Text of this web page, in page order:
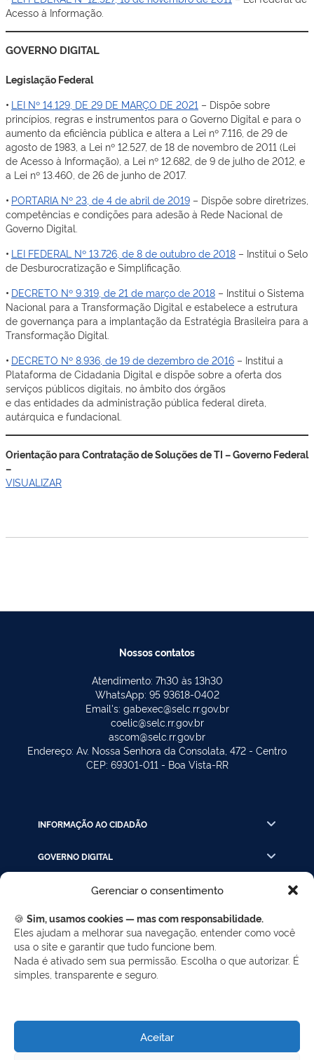
Gerenciar o consentimento
🍪 Sim, usamos cookies — mas com responsabilidade.
Eles ajudam a melhorar sua navegação, entender como você
usa o site e garantir que tudo funcione bem.
Nada é ativado sem sua permissão. Escolha o que autorizar. É
simples, transparente e seguro.
Aceitar
Acesso à Informação.
GOVERNO DIGITAL
Legislação Federal
• LEI Nº 14.129, DE 29 DE MARÇO DE 2021 – Dispõe sobre
princípios, regras e instrumentos para o Governo Digital e para o
aumento da eﬁciência pública e altera a Lei nº 7.116, de 29 de
agosto de 1983, a Lei nº 12.527, de 18 de novembro de 2011 (Lei
de Acesso à Informação), a Lei nº 12.682, de 9 de julho de 2012, e
a Lei nº 13.460, de 26 de junho de 2017.
• PORTARIA Nº 23, de 4 de abril de 2019 – Dispõe sobre diretrizes,
competências e condições para adesão à Rede Nacional de
Governo Digital.
• LEI FEDERAL Nº 13.726, de 8 de outubro de 2018 – Institui o Selo
de Desburocratização e Simplificação.
• DECRETO Nº 9.319, de 21 de março de 2018 – Institui o Sistema
Nacional para a Transformação Digital e estabelece a estrutura
de governança para a implantação da Estratégia Brasileira para a
Transformação Digital.
• DECRETO Nº 8.936, de 19 de dezembro de 2016 – Institui a
Plataforma de Cidadania Digital e dispõe sobre a oferta dos
serviços públicos digitais, no âmbito dos órgãos
e das entidades da administração pública federal direta,
autárquica e fundacional.
Orientação para Contratação de Soluções de TI – Governo Federal
–
VISUALIZAR
Nossos contatos
Atendimento: 7h30 às 13h30
WhatsApp: 95 93618-0402
Email's: gabexec@selc.rr.gov.br
coelic@selc.rr.gov.br
ascom@selc.rr.gov.br
Endereço: Av. Nossa Senhora da Consolata, 472 - Centro
CEP: 69301-011 - Boa Vista-RR
INFORMAÇÃO AO CIDADÃO
GOVERNO DIGITAL
INSTRUÇÃO PROCESSUAL
LINKS RÁPIDOS
REDES SOCIAIS
WhatsApp